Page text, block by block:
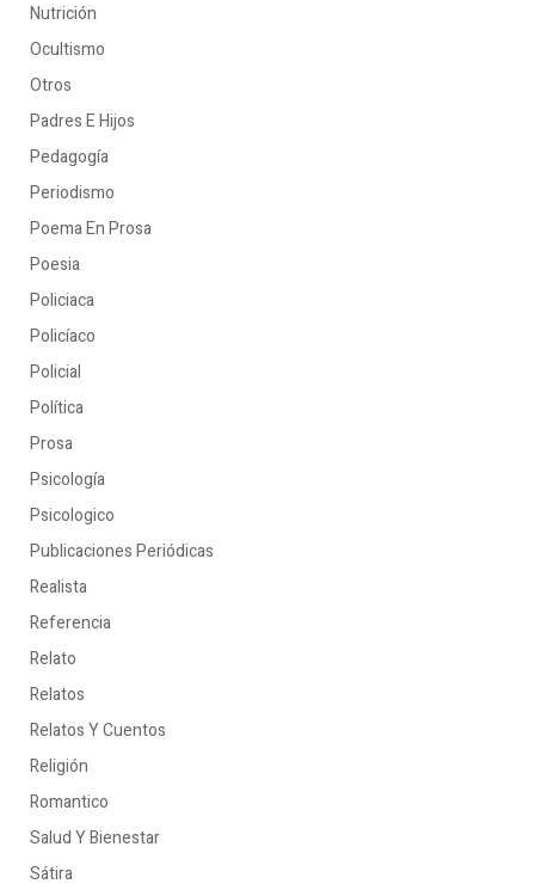
Nutrición
Ocultismo
Otros
Padres E Hijos
Pedagogía
Periodismo
Poema En Prosa
Poesia
Policiaca
Policíaco
Policial
Política
Prosa
Psicología
Psicologico
Publicaciones Periódicas
Realista
Referencia
Relato
Relatos
Relatos Y Cuentos
Religión
Romantico
Salud Y Bienestar
Sátira